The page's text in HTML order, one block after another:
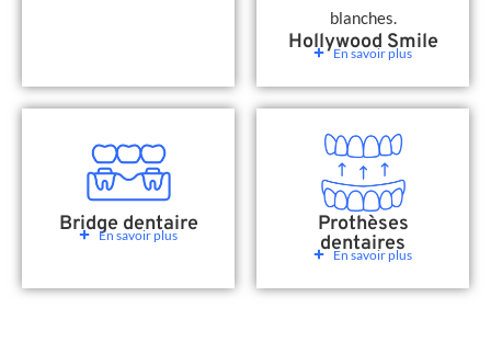
Hollywood Smile
En savoir plus
Bridge dentaire
En savoir plus Prothèses
dentaires
En savoir plus